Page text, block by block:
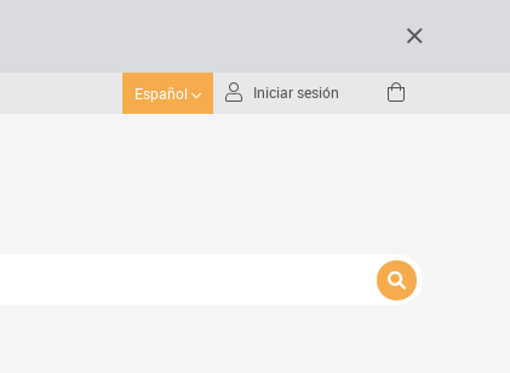
Español Iniciar sesión